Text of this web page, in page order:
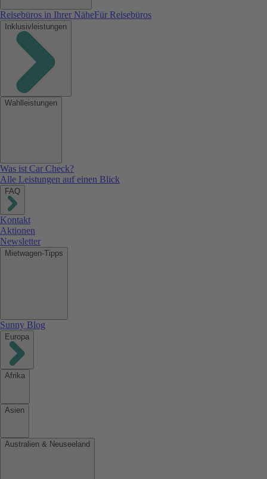
Reisebüros in Ihrer NäheFür Reisebüros
Inklusivleistungen
Wahlleistungen
Was ist Car Check?
Alle Leistungen auf einen Blick
FAQ
Kontakt
Aktionen
Newsletter
Mietwagen-Tipps
Sunny Blog
Europa
Afrika
Asien
Australien & Neuseeland